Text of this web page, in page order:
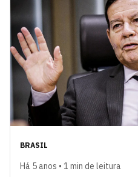
BRASIL
Há 5 anos • 1 min de leitura